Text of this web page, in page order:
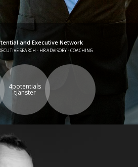
and Executive Network
SEARCH - HR ADVISORY - COACHING
4potentials
tjänster